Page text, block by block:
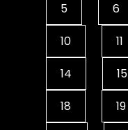
5 6
10 11
14 15
18 19